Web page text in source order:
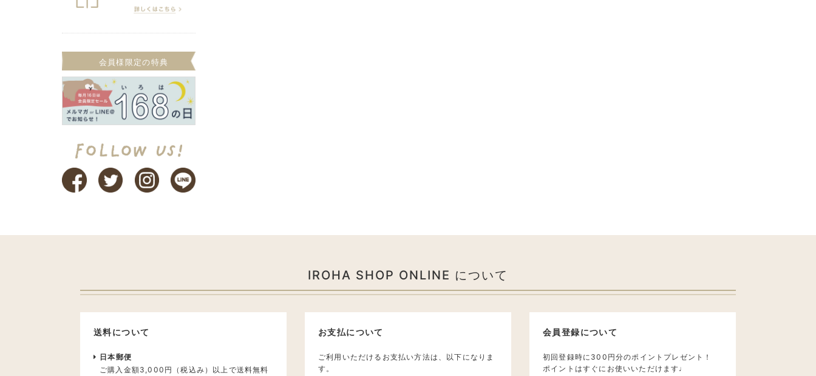
会員様限定の特典
IROHA SHOP ONLINE について
送料について
日本郵便
ご購入金額3,000円（税込み）以上で送料無料
お支払について
ご利用いただけるお支払い方法は、以下になりま
す。
会員登録について
初回登録時に300円分のポイントプレゼント！
ポイントはすぐにお使いいただけます♩